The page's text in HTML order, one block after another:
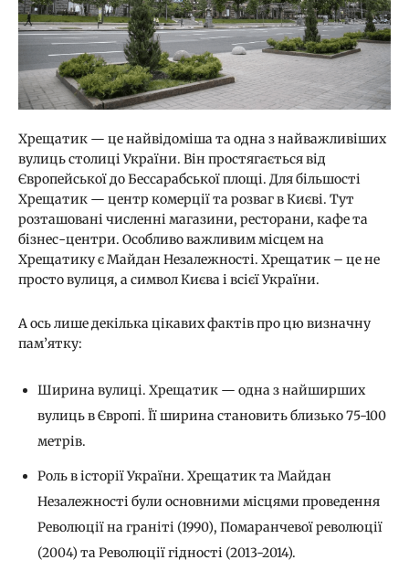
Хрещатик — це найвідоміша та одна з найважливіших
вулиць столиці України. Він простягається від
Європейської до Бессарабської площі. Для більшості
Хрещатик — центр комерції та розваг в Києві. Тут
розташовані численні магазини, ресторани, кафе та
бізнес-центри. Особливо важливим місцем на
Хрещатику є Майдан Незалежності. Хрещатик – це не
просто вулиця, а символ Києва і всієї України.
А ось лише декілька цікавих фактів про цю визначну
пам’ятку:
Ширина вулиці. Хрещатик — одна з найширших
вулиць в Європі. Її ширина становить близько 75-100
метрів.
Роль в історії України. Хрещатик та Майдан
Незалежності були основними місцями проведення
Революції на граніті (1990), Помаранчевої революції
(2004) та Революції гідності (2013-2014).